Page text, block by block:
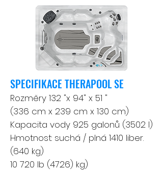
SPECIFIKACE THERAPOOL SE
Rozměry 132 "x 94" x 51 "
(336 cm x 239 cm x 130 cm)
Kapacita vody 925 galonů (3502 l)
Hmotnost: suchá / plná 1410 liber.
(640 kg)
10 720 lb (4726) kg)